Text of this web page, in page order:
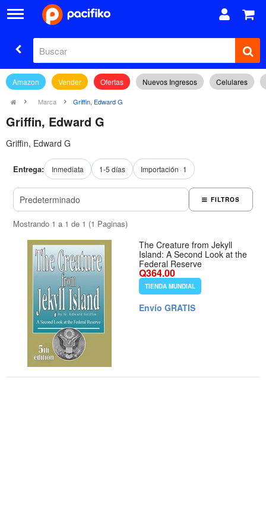
Amazon Vender Ofertas Nuevos Ingresos Celulares
Marca Griffin, Edward G
Griffin, Edward G
Griffin, Edward G
Entrega: Inmediata 1-5 días Importación 1
FILTROS
Mostrando 1 a 1 de 1 (1 Paginas)
The Creature from Jekyll
Island: A Second Look at the
Federal Reserve
Q364.00
TIENDA MUNDIAL
Envío GRATIS